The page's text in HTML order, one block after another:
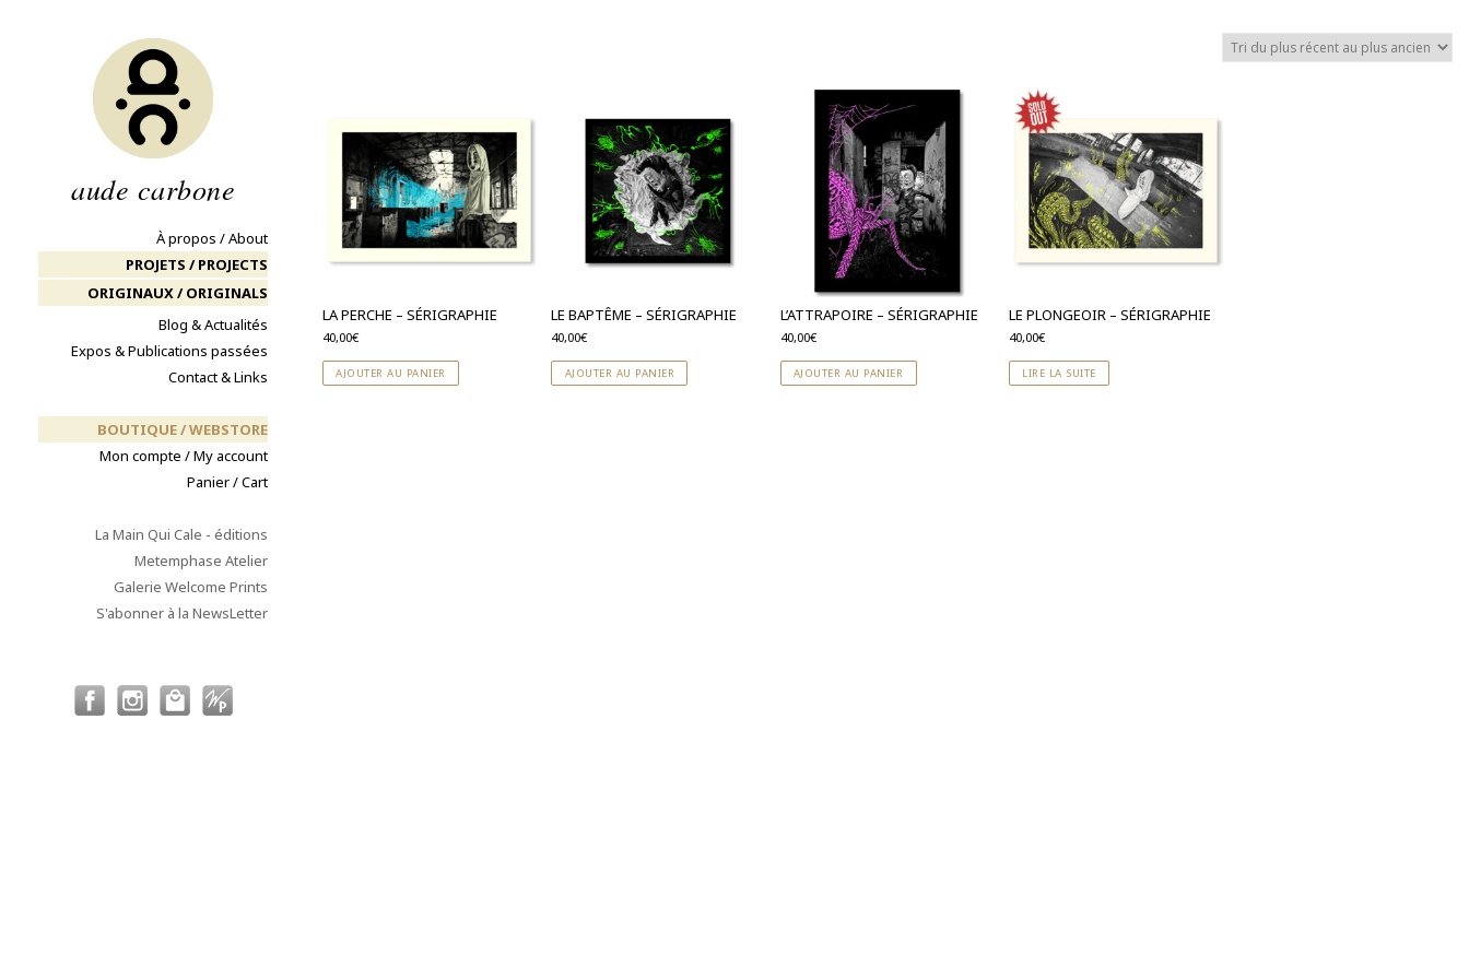
aude carbone
À propos / About
PROJETS / PROJECTS
ORIGINAUX / ORIGINALS
Blog & Actualités
Expos & Publications passées
Contact & Links
BOUTIQUE / WEBSTORE
Mon compte / My account
Panier / Cart
La Main Qui Cale - éditions
Metemphase Atelier
Galerie Welcome Prints
S'abonner à la NewsLetter
LA PERCHE – SÉRIGRAPHIE
40,00€
AJOUTER AU PANIER
LE BAPTÊME – SÉRIGRAPHIE
40,00€
AJOUTER AU PANIER
L’ATTRAPOIRE – SÉRIGRAPHIE
40,00€
AJOUTER AU PANIER
LE PLONGEOIR – SÉRIGRAPHIE
40,00€
LIRE LA SUITE